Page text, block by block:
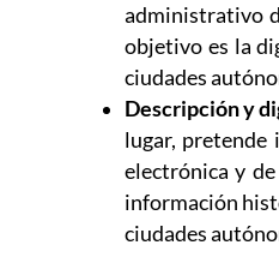
administrativo
objetivo es la
ciudades
Descripción y
lugar,
electrónica y
información
ciudades